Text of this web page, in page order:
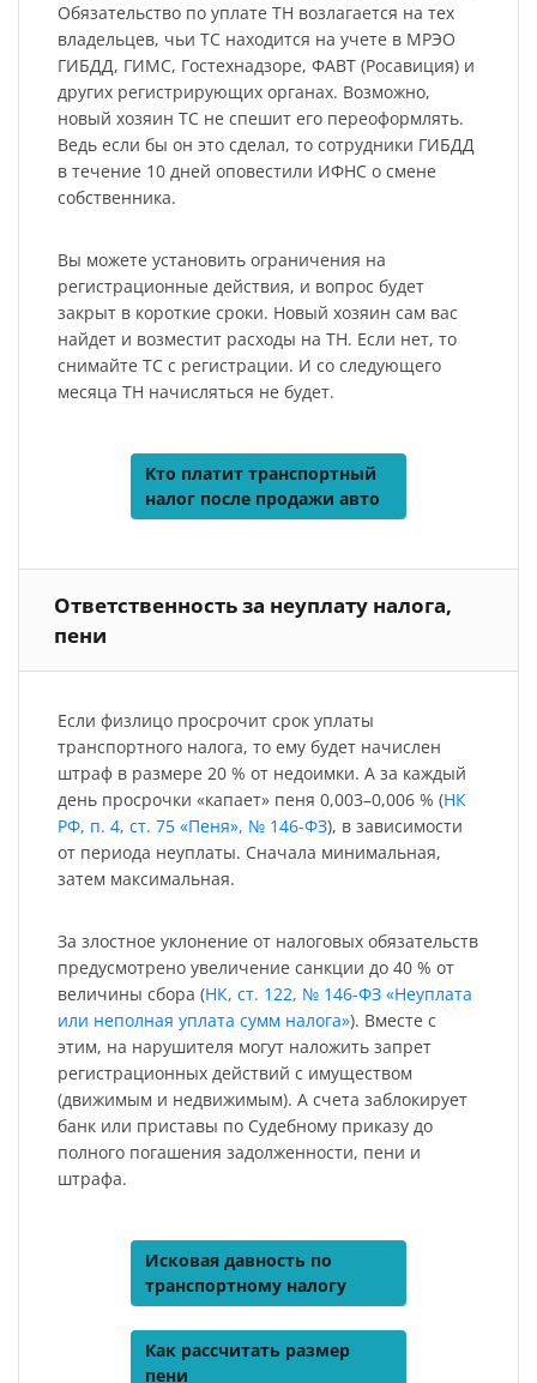
Обязательство по уплате ТН возлагается на тех
владельцев, чьи ТС находится на учете в МРЭО
ГИБДД, ГИМС, Гостехнадзоре, ФАВТ (Росавиция) и
других регистрирующих органах. Возможно,
новый хозяин ТС не спешит его переоформлять.
Ведь если бы он это сделал, то сотрудники ГИБДД
в течение 10 дней оповестили ИФНС о смене
собственника.
Вы можете установить ограничения на
регистрационные действия, и вопрос будет
закрыт в короткие сроки. Новый хозяин сам вас
найдет и возместит расходы на ТН. Если нет, то
снимайте ТС с регистрации. И со следующего
месяца ТН начисляться не будет.
Кто платит транспортный
налог после продажи авто
Ответственность за неуплату налога,
пени
Если физлицо просрочит срок уплаты
транспортного налога, то ему будет начислен
штраф в размере 20 % от недоимки. А за каждый
день просрочки «капает» пеня 0,003–0,006 % (НК
РФ, п. 4, ст. 75 «Пеня», № 146-ФЗ), в зависимости
от периода неуплаты. Сначала минимальная,
затем максимальная.
За злостное уклонение от налоговых обязательств
предусмотрено увеличение санкции до 40 % от
величины сбора (НК, ст. 122, № 146-ФЗ «Неуплата
или неполная уплата сумм налога»). Вместе с
этим, на нарушителя могут наложить запрет
регистрационных действий с имуществом
(движимым и недвижимым). А счета заблокирует
банк или приставы по Судебному приказу до
полного погашения задолженности, пени и
штрафа.
Исковая давность по
транспортному налогу
Как рассчитать размер
пени